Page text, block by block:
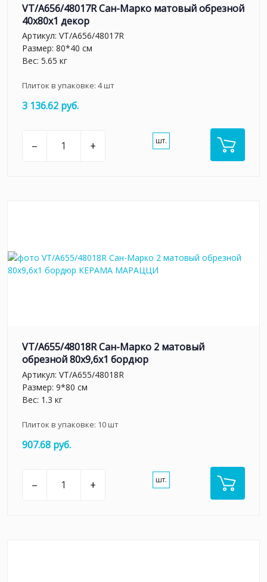
VT/A656/48017R Сан-Марко матовый обрезной
40x80x1 декор
Артикул: VT/A656/48017R
Размер: 80*40 см
Вес: 5.65 кг
Плиток в упаковке: 4шт
3 136.62 руб.
– + шт.
VT/A655/48018R Сан-Марко 2 матовый
обрезной 80x9,6x1 бордюр
Артикул: VT/A655/48018R
Размер: 9*80 см
Вес: 1.3 кг
Плиток в упаковке: 10шт
907.68 руб.
– + шт.